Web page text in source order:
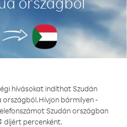
hívásokat indíthat Szudán
országból.Hívjon bármilyen -
Szudán országban
díjért percenként.